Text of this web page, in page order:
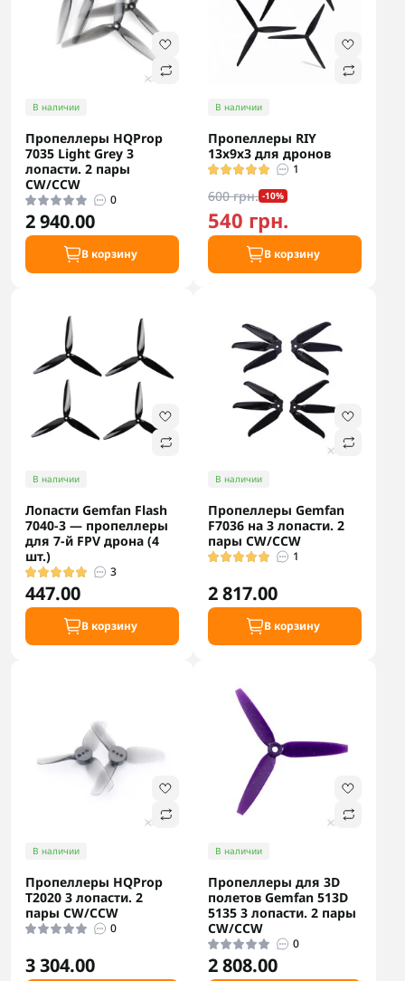
В наличии
Пропеллеры HQProp
7035 Light Grey 3
лопасти. 2 пары
CW/CCW
0
2 940.00
В корзину
В наличии
Пропеллеры RIY
13х9х3 для дронов
1
600 грн. -10%
540 грн.
В корзину
В наличии
Лопасти Gemfan Flash
7040-3 — пропеллеры
для 7-й FPV дрона (4
шт.)
3
447.00
В корзину
В наличии
Пропеллеры Gemfan
F7036 на 3 лопасти. 2
пары CW/CCW
1
2 817.00
В корзину
В наличии
Пропеллеры HQProp
T2020 3 лопасти. 2
пары CW/CCW
0
3 304.00
В наличии
Пропеллеры для 3D
полетов Gemfan 513D
5135 3 лопасти. 2 пары
CW/CCW
0
2 808.00